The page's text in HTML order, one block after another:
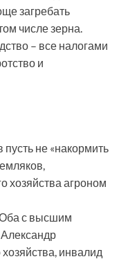
загребать
числе зерна.
– все налогами
и
не «накормить
хозяйства агроном
с высшим
инвалид